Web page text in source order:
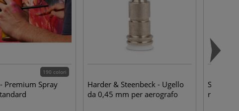
190 colori
Premium Spray
Harder & Steenbeck - Ugello
da 0,45 mm per aerografo
Saturn -